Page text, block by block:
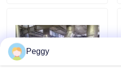
VR
Ligne de revêtement
Peggy